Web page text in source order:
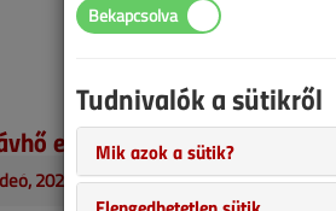
egy jó alternatíva?
2020. január
Tudnivalók a sütikről
Mik azok a sütik?